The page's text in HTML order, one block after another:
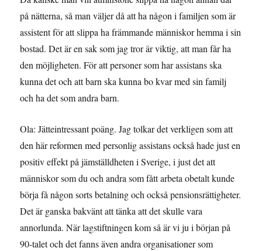
på nätterna, så man väljer då att ha någon i familjen som är
assistent för att slippa ha främmande människor hemma i sin
bostad. Det är en sak som jag tror är viktig, att man får ha
den möjligheten. För att personer som har assistans ska
kunna det och att barn ska kunna bo kvar med sin familj
och ha det som andra barn.
Ola: Jätteintressant poäng. Jag tolkar det verkligen som att
den här reformen med personlig assistans också hade just en
positiv effekt på jämställdheten i Sverige, i just det att
människor som du och andra som fått arbeta obetalt kunde
börja få någon sorts betalning och också pensionsrättigheter.
Det är ganska bakvänt att tänka att det skulle vara
annorlunda. När lagstiftningen kom så är vi ju i början på
90-talet och det fanns även andra organisationer som